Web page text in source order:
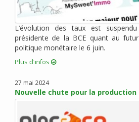
avril 2017 (1)
mars 2017 (7)
février 2017 (10)
janvier 2017 (4)
décembre 2016 (6)
novembre 2016 (7)
octobre 2016 (6)
août 2016 (2)
L’évolution des taux est
présidente de la BCE quant au
politique monétaire le 6 juin.
Plus d'infos
27 mai 2024